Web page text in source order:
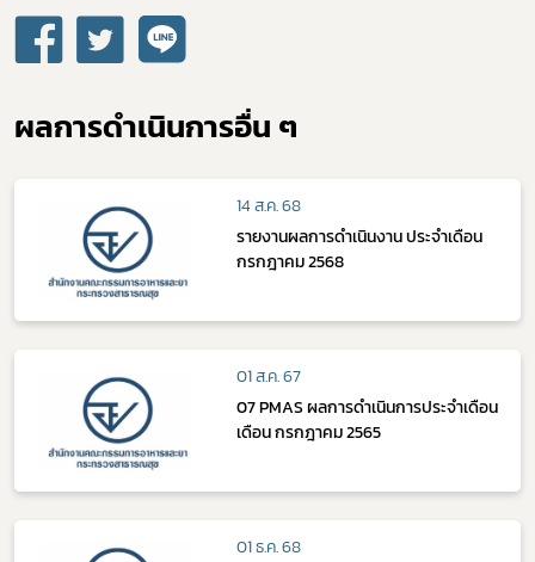
ผลการดำเนินการอื่น ๆ
14 ส.ค. 68
รายงานผลการดำเนินงาน ประจำเดือน
กรกฎาคม 2568
01 ส.ค. 67
07 PMAS ผลการดำเนินการประจำเดือน
เดือน กรกฎาคม 2565
01 ธ.ค. 68